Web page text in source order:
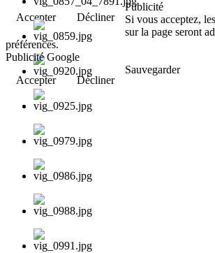
Accepter
Décliner
Publicité
Si vous acceptez,
sur la page seront
préférences.
Publicité Google
Accepter
Décliner
Sauvegarder